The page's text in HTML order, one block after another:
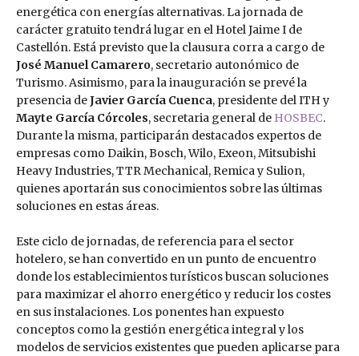
energética con energías alternativas. La jornada de
carácter gratuito tendrá lugar en el Hotel Jaime I de
Castellón. Está previsto que la clausura corra a cargo de
José Manuel Camarero, secretario autonómico de
Turismo. Asimismo, para la inauguración se prevé la
presencia deJavier García Cuenca, presidente del ITH y
Mayte García Córcoles, secretaria general de HOSBEC.
Durante la misma, participarán destacados expertos de
empresas como Daikin, Bosch, Wilo, Exeon, Mitsubishi
Heavy Industries, TTR Mechanical, Remica y Sulion,
quienes aportarán sus conocimientos sobre las últimas
soluciones en estas áreas.
Este ciclo de jornadas, de referencia para el sector
hotelero, se han convertido en un punto de encuentro
donde los establecimientos turísticos buscan soluciones
para maximizar el ahorro energético y reducir los costes
en sus instalaciones. Los ponentes han expuesto
conceptos como la gestión energética integral y los
modelos de servicios existentes que pueden aplicarse para